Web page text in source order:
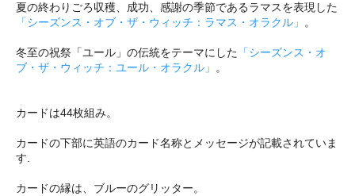
夏の終わりごろ収穫、成功、感謝の季節であるラマスを表現した
「シーズンス・オブ・ザ・ウィッチ：ラマス・オラクル」 。
冬至の祝祭「ユール」の伝統をテーマにした 「シーズンス・オ
ブ・ザ・ウィッチ：ユール・オラクル」 。
カードは44枚組み。
カードの下部に英語のカード名称とメッセージが記載されていま
す.
カードの縁は、ブルーのグリッター。